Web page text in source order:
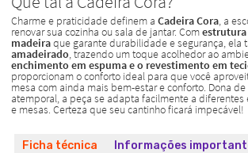
Ficha técnica Informações